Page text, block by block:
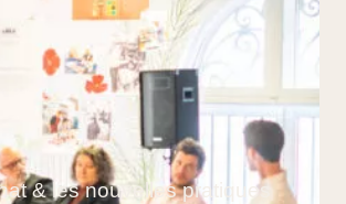
& les nouvelles pratiques